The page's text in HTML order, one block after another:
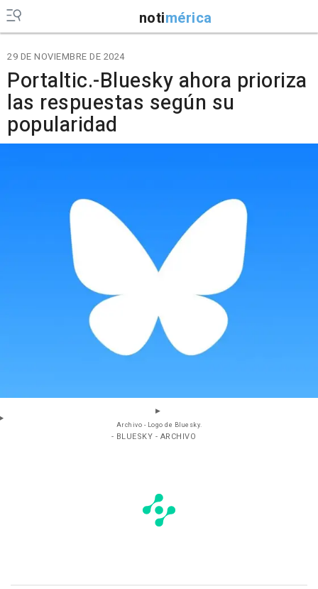
notimérica
29 DE NOVIEMBRE DE 2024
Portaltic.-Bluesky ahora prioriza
las respuestas según su
popularidad
Archivo - Logo de Bluesky.
- BLUESKY - ARCHIVO